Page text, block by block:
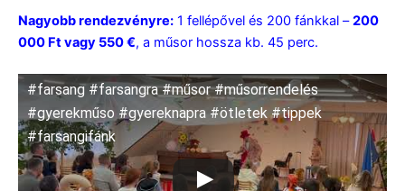
Nagyobb rendezvényre: 1 fellépővel és 200 fánkkal –200
000 Ft vagy 550 €, a műsor hossza kb. 45 perc.
#farsang #farsangra #műsor #műsorrendelés
#gyerekműso #gyereknapra #ötletek #tippek
#farsangifánk